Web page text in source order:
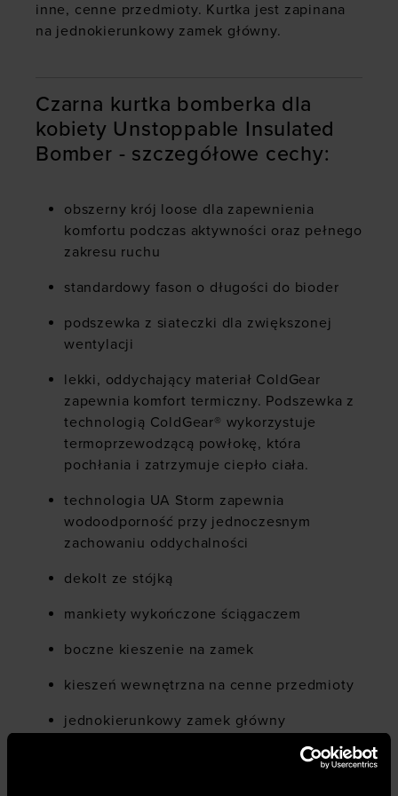
inne, cenne przedmioty. Kurtka jest zapinana
na jednokierunkowy zamek główny.
Czarna kurtka bomberka dla
kobiety Unstoppable Insulated
Bomber - szczegółowe cechy:
obszerny krój loose dla zapewnienia
komfortu podczas aktywności oraz pełnego
zakresu ruchu
standardowy fason o długości do bioder
podszewka z siateczki dla zwiększonej
wentylacji
lekki, oddychający materiał ColdGear
zapewnia komfort termiczny. Podszewka z
technologią ColdGear® wykorzystuje
termoprzewodzącą powłokę, która
pochłania i zatrzymuje ciepło ciała.
technologia UA Storm zapewnia
wodoodporność przy jednoczesnym
zachowaniu oddychalności
dekolt ze stójką
mankiety wykończone ściągaczem
boczne kieszenie na zamek
kieszeń wewnętrzna na cenne przedmioty
jednokierunkowy zamek główny
syntetyczna izolacja 60 g zapewnia